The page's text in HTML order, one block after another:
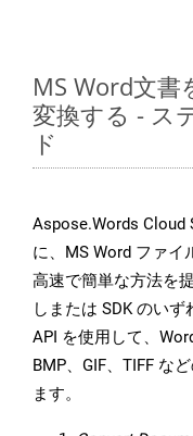
MS Word文書
変換する - ス
ド
Aspose.Words Cloud
に、MS Word ファイ
高速で簡単な方法を
しまたは SDK のい
API を使用して、
BMP、GIF、TIFF な
ます。